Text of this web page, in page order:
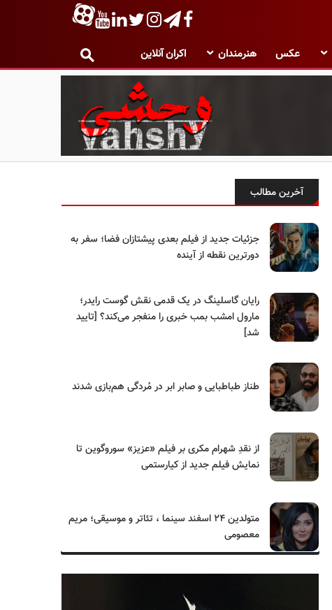
عکس هنرمندان اکران آنلاین
آخرین مطالب
جزئیات جدید از فیلم بعدی پیشتازان فضا؛ سفر به
دورترین نقطه از آینده
رایان گاسلینگ در یک قدمی نقش گوست رایدر؛
مارول امشب بمب خبری را منفجر می‌کند؟ [تایید
شد]
طناز طباطبایی و صابر ابر در مُردگی هم‌بازی شدند
از نقدِ شهرام مکری بر فیلم «عزیز» سوروگوین تا
نمایش فیلم جدید از کیارستمی
متولدین ۲۴ اسفند سینما ، تئاتر و موسیقی؛ مریم
معصومی